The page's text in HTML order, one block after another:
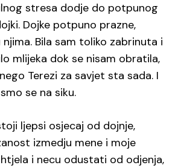
stresa dodje do potpunog
Dojke potpuno prazne,
Bila sam toliko zabrinuta i
mlijeka dok se nisam obratila,
Terezi za savjet sta sada. I
se na siku.
ljepsi osjecaj od dojnje,
izmedju mene i moje
i necu odustati od odjenja,